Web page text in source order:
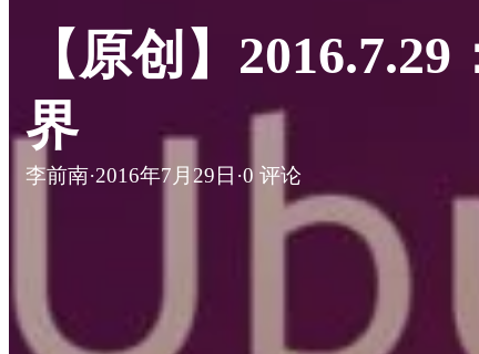
【原创】
界
李前南·2016年7月29日 ·0 评论